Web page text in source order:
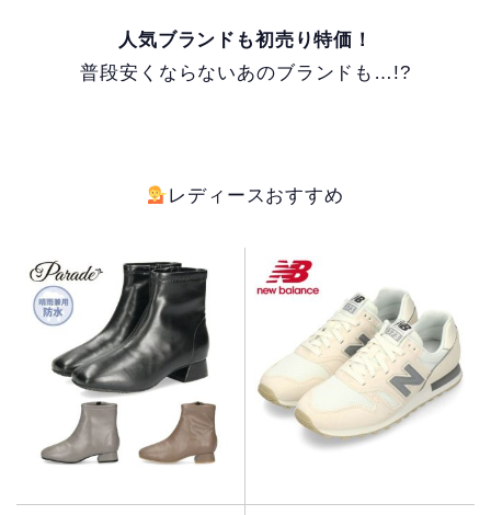
人気ブランドも初売り特価！
普段安くならないあのブランドも…!?
レディースおすすめ